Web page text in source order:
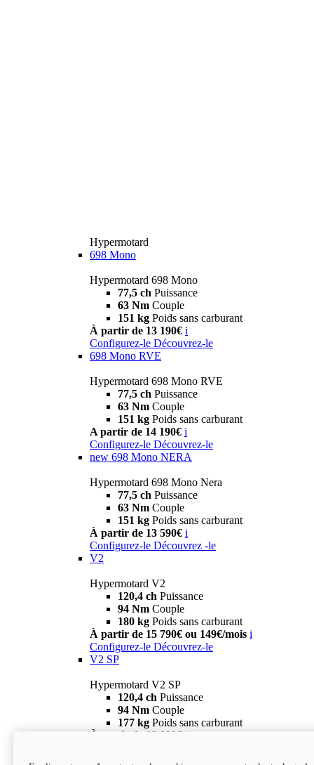
Hypermotard
698 Mono
Hypermotard 698 Mono
77,5 ch Puissance
63 Nm Couple
151 kg Poids sans carburant
À partir de 13 190€ i
Configurez-le Découvrez-le
698 Mono RVE
Hypermotard 698 Mono RVE
77,5 ch Puissance
63 Nm Couple
151 kg Poids sans carburant
A partir de 14 190€ i
Configurez-le Découvrez-le
new 698 Mono NERA
Hypermotard 698 Mono Nera
77,5 ch Puissance
63 Nm Couple
151 kg Poids sans carburant
À partir de 13 590€ i
Configurez-le Découvrez -le
V2
Hypermotard V2
120,4 ch Puissance
94 Nm Couple
180 kg Poids sans carburant
À partir de 15 790€ ou 149€/mois i
Configurez-le Découvrez-le
V2 SP
Hypermotard V2 SP
120,4 ch Puissance
94 Nm Couple
177 kg Poids sans carburant
À partir de 19 990€ i
new
V2 SP 100